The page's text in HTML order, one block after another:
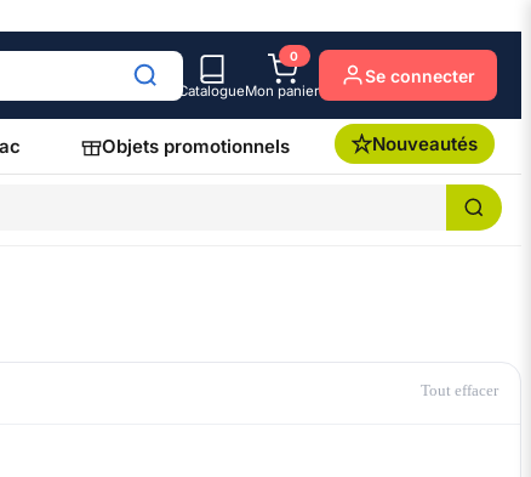
Catalogue
0
Mon panier
Se connecter
Objets promotionnels Nouveautés
Tout effacer